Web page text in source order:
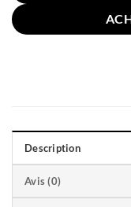
Description
Avis (0)